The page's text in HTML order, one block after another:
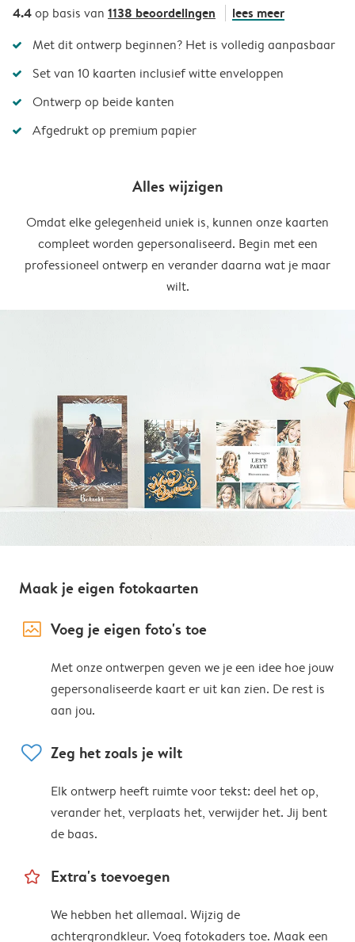
4.4op basis van 1138 beoordelingen lees meer
Met dit ontwerp beginnen? Het is volledig aanpasbaar
Set van 10 kaarten inclusief witte enveloppen
Ontwerp op beide kanten
Afgedrukt op premium papier
Alles wijzigen
Omdat elke gelegenheid uniek is, kunnen onze kaarten
compleet worden gepersonaliseerd. Begin met een
professioneel ontwerp en verander daarna wat je maar
wilt.
Maak je eigen fotokaarten
image_placeholder Voeg je eigen foto's toe
Met onze ontwerpen geven we je een idee hoe jouw
gepersonaliseerde kaart er uit kan zien. De rest is
aan jou.
heart Zeg het zoals je wilt
Elk ontwerp heeft ruimte voor tekst: deel het op,
verander het, verplaats het, verwijder het. Jij bent
de baas.
star_outline Extra's toevoegen
We hebben het allemaal. Wijzig de
achtergrondkleur. Voeg fotokaders toe. Maak een